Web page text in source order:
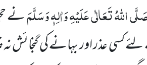
اللہُ تَعَالٰی عَلَیْہِ وَاٰلِہٖ وَسَلَّمَنے
کسی عذر اور بہانے کی